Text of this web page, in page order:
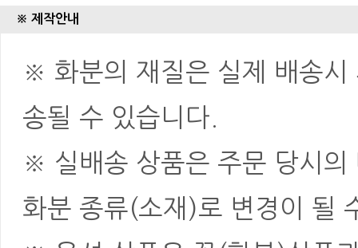
※ 제작안내
※ 화분의 재질은 실제 배송시
송될 수 있습니다.
※ 실배송 상품은 주문 당시의
화분 종류(소재)로 변경이 될